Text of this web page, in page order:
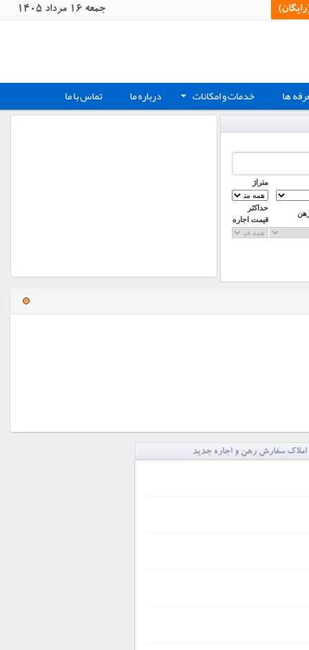
جمعه 16 مرداد 1405
ها + خدمات و امکانات درباره ما تماس با ما
متراژ
حداکثر
قیمت اجاره
املاک سفارش رهن و اجاره جدید